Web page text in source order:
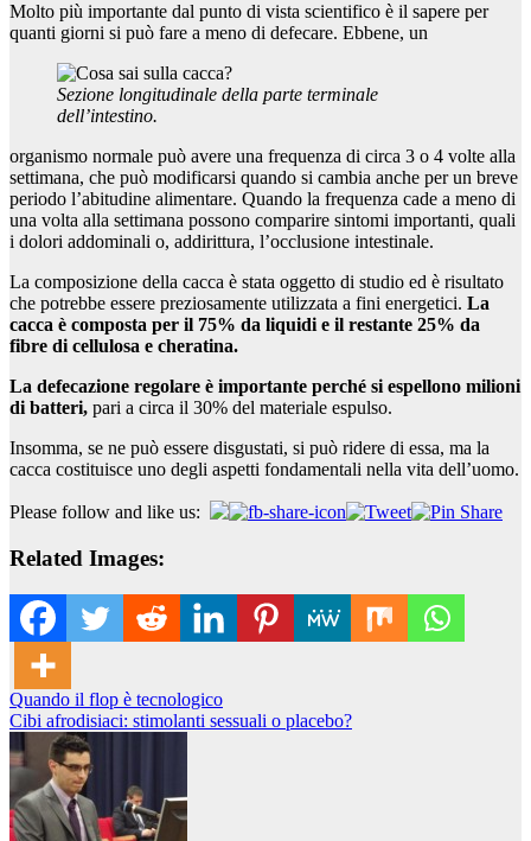
Molto più importante dal punto di vista scientifico è il sapere per
quanti giorni si può fare a meno di defecare. Ebbene, un
Sezione longitudinale della parte terminale
dell’intestino.
organismo normale può avere una frequenza di circa 3 o 4 volte alla
settimana, che può modificarsi quando si cambia anche per un breve
periodo l’abitudine alimentare. Quando la frequenza cade a meno di
una volta alla settimana possono comparire sintomi importanti, quali
i dolori addominali o, addirittura, l’occlusione intestinale.
La composizione della cacca è stata oggetto di studio ed è risultato
che potrebbe essere preziosamente utilizzata a fini energetici. La
cacca è composta per il 75% da liquidi e il restante 25% da
fibre di cellulosa e cheratina.
La defecazione regolare è importante perché si espellono milioni
di batteri, pari a circa il 30% del materiale espulso.
Insomma, se ne può essere disgustati, si può ridere di essa, ma la
cacca costituisce uno degli aspetti fondamentali nella vita dell’uomo.
Please follow and like us:
Related Images:
Navigazione
articoli
Quando il flop è tecnologico
Cibi afrodisiaci: stimolanti sessuali o placebo?